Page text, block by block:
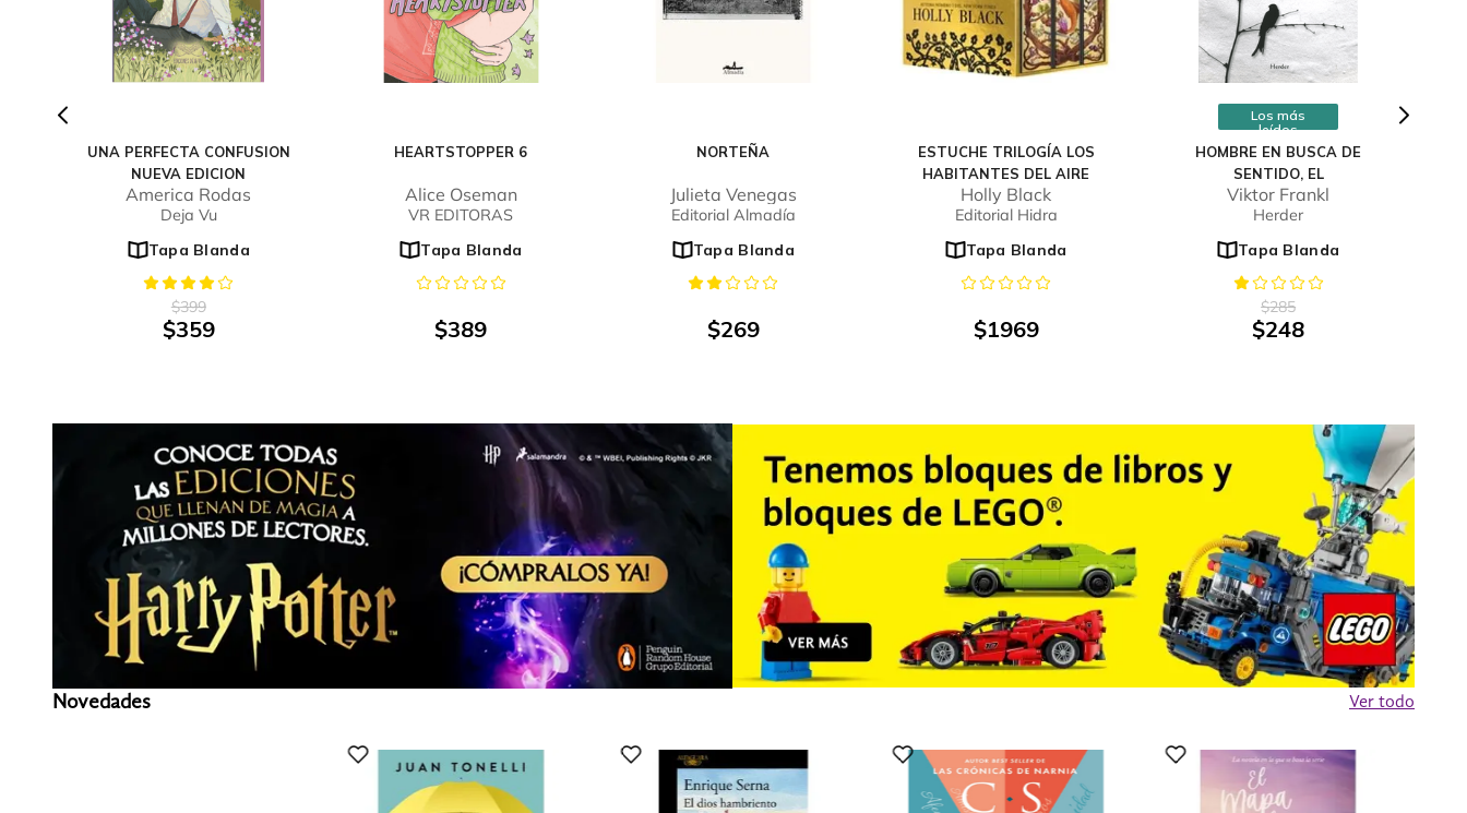
UNA PERFECTA CONFUSION
NUEVA EDICION
America Rodas
Deja Vu
Tapa Blanda
$399
$359
HEARTSTOPPER 6
Alice Oseman
VR EDITORAS
Tapa Blanda
$389
NORTEÑA
Julieta Venegas
Editorial Almadía
Tapa Blanda
$269
ESTUCHE TRILOGÍA LOS
HABITANTES DEL AIRE
Holly Black
Editorial Hidra
Tapa Blanda
$1969
Los más
leídos
HOMBRE EN BUSCA DE
SENTIDO, EL
Viktor Frankl
Herder
Tapa Blanda
$285
$248
Novedades Ver todo